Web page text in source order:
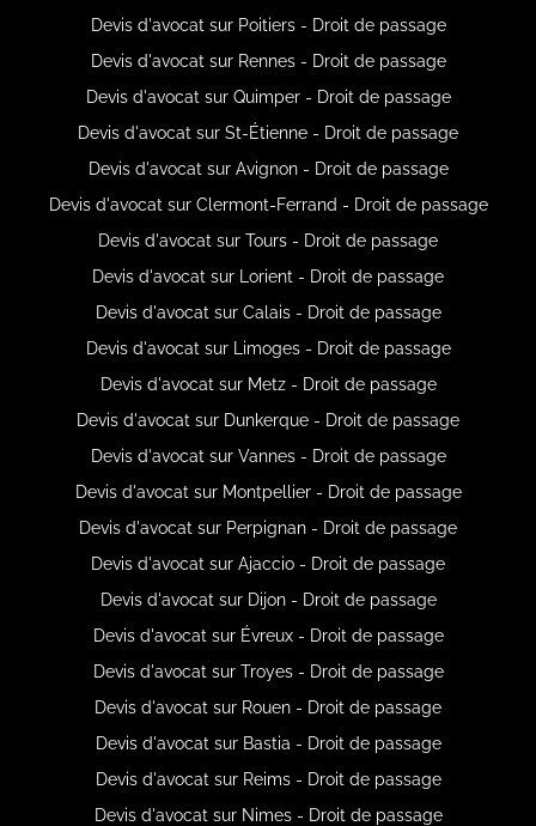
Devis d'avocat sur Poitiers - Droit de passage
Devis d'avocat sur Rennes - Droit de passage
Devis d'avocat sur Quimper - Droit de passage
Devis d'avocat sur St-Étienne - Droit de passage
Devis d'avocat sur Avignon - Droit de passage
Devis d'avocat sur Clermont-Ferrand - Droit de passage
Devis d'avocat sur Tours - Droit de passage
Devis d'avocat sur Lorient - Droit de passage
Devis d'avocat sur Calais - Droit de passage
Devis d'avocat sur Limoges - Droit de passage
Devis d'avocat sur Metz - Droit de passage
Devis d'avocat sur Dunkerque - Droit de passage
Devis d'avocat sur Vannes - Droit de passage
Devis d'avocat sur Montpellier - Droit de passage
Devis d'avocat sur Perpignan - Droit de passage
Devis d'avocat sur Ajaccio - Droit de passage
Devis d'avocat sur Dijon - Droit de passage
Devis d'avocat sur Évreux - Droit de passage
Devis d'avocat sur Troyes - Droit de passage
Devis d'avocat sur Rouen - Droit de passage
Devis d'avocat sur Bastia - Droit de passage
Devis d'avocat sur Reims - Droit de passage
Devis d'avocat sur Nimes - Droit de passage